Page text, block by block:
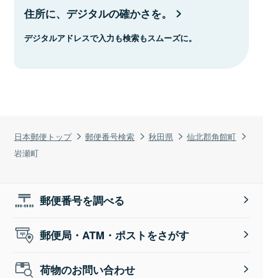
日本郵便トップ 郵便番号検索 秋田県
仙北郡角館町
岩瀬町
住所に、デジタルの確かさを。
デジタルアドレスで入力も検索もスムーズに。
郵便番号を調べる
郵便局・ATM・ポストをさがす
荷物のお問い合わせ